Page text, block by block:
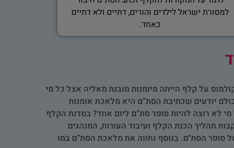
למסורת ישראל לילדים והורים, דתיים ולא דתיים
כאחד.
על קלף הייתה מיומנות מובנת מאליה אצל כל מי
יודעים שכתיבת הסת”ם היא מלאכת אומנות
לא רוצה להיות סופר סת”ם ליום אחד? בסדנת הקלף
תהליך הכנת הקלף ועיבוד העורות, המנהגים
סופר הסת"ם. בנוסף נחווה את מלאכת הסת”ם במו